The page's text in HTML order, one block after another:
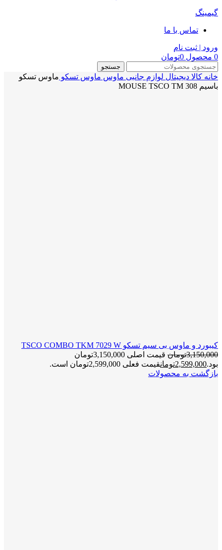
گیمینگ
تماس با ما
ورود | ثبت نام
0 محصول 0تومان
جستجو
خانه کالا دیجیتال لوازم جانبی ماوس ماوس تسکو ماوس تسکو
باسیم MOUSE TSCO TM 308
کیبورد و ماوس بی سیم تسکو TSCO COMBO TKM 7029 W
3,150,000تومان
قیمت اصلی 3,150,000تومان
بود.2,599,000تومانقیمت فعلی 2,599,000تومان است.
بازگشت به محصولات